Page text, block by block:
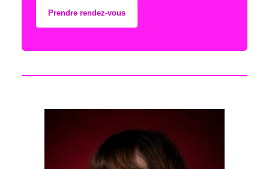
Prendre rendez-vous